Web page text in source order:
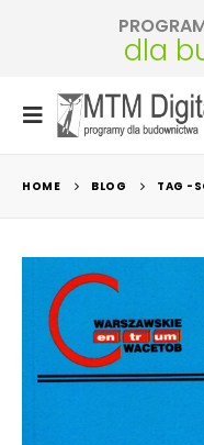
dla
HOME BLOG TAG -